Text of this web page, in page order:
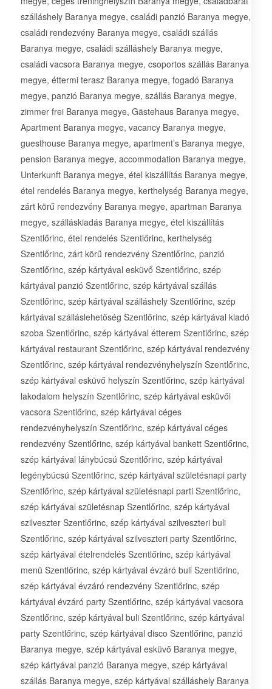
szálláshely Baranya megye, családi panzió Baranya megye,
családi rendezvény Baranya megye, családi szállás
Baranya megye, családi szálláshely Baranya megye,
családi vacsora Baranya megye, csoportos szállás Baranya
megye, éttermi terasz Baranya megye, fogadó Baranya
megye, panzió Baranya megye, szállás Baranya megye,
zimmer frei Baranya megye, Gästehaus Baranya megye,
Apartment Baranya megye, vacancy Baranya megye,
guesthouse Baranya megye, apartment’s Baranya megye,
pension Baranya megye, accommodation Baranya megye,
Unterkunft Baranya megye, étel kiszállítás Baranya megye,
étel rendelés Baranya megye, kerthelység Baranya megye,
zárt körű rendezvény Baranya megye, apartman Baranya
megye, szálláskiadás Baranya megye, étel kiszállítás
Szentlőrinc, étel rendelés Szentlőrinc, kerthelység
Szentlőrinc, zárt körű rendezvény Szentlőrinc, panzió
Szentlőrinc, szép kártyával esküvő Szentlőrinc, szép
kártyával panzió Szentlőrinc, szép kártyával szállás
Szentlőrinc, szép kártyával szálláshely Szentlőrinc, szép
kártyával szálláslehetőség Szentlőrinc, szép kártyával kiadó
szoba Szentlőrinc, szép kártyával étterem Szentlőrinc, szép
kártyával restaurant Szentlőrinc, szép kártyával rendezvény
Szentlőrinc, szép kártyával rendezvényhelyszín Szentlőrinc,
szép kártyával esküvő helyszín Szentlőrinc, szép kártyával
lakodalom helyszín Szentlőrinc, szép kártyával esküvői
vacsora Szentlőrinc, szép kártyával céges
rendezvényhelyszín Szentlőrinc, szép kártyával céges
rendezvény Szentlőrinc, szép kártyával bankett Szentlőrinc,
szép kártyával lánybúcsú Szentlőrinc, szép kártyával
legénybúcsú Szentlőrinc, szép kártyával születésnapi party
Szentlőrinc, szép kártyával születésnapi parti Szentlőrinc,
szép kártyával születésnap Szentlőrinc, szép kártyával
szilveszter Szentlőrinc, szép kártyával szilveszteri buli
Szentlőrinc, szép kártyával szilveszteri party Szentlőrinc,
szép kártyával ételrendelés Szentlőrinc, szép kártyával
menü Szentlőrinc, szép kártyával évzáró buli Szentlőrinc,
szép kártyával évzáró rendezvény Szentlőrinc, szép
kártyával évzáró party Szentlőrinc, szép kártyával vacsora
Szentlőrinc, szép kártyával buli Szentlőrinc, szép kártyával
party Szentlőrinc, szép kártyával disco Szentlőrinc, panzió
Baranya megye, szép kártyával esküvő Baranya megye,
szép kártyával panzió Baranya megye, szép kártyával
szállás Baranya megye, szép kártyával szálláshely Baranya